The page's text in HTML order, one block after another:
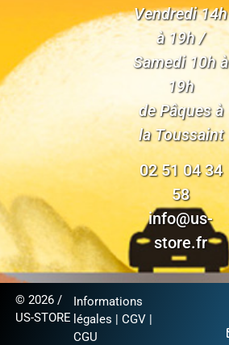
Vendredi 14h
à 19h /
Samedi 10h à
19h
de Pâques à
la Toussaint
02 51 04 34
58
info@us-
store.fr
© 2026 /
US-STORE
Informations
légales |CGV |
CGU